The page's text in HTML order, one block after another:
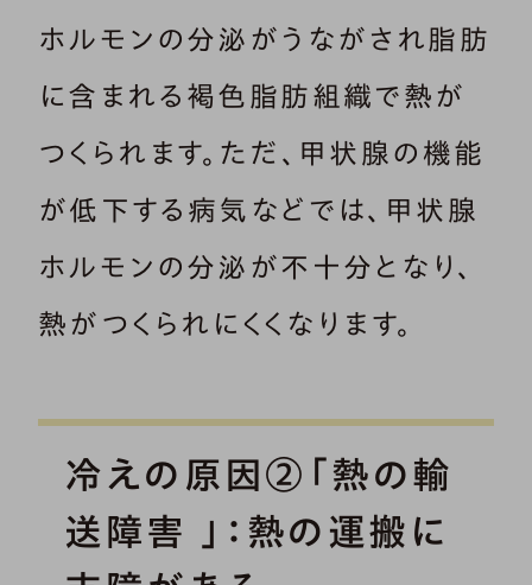
ホルモンの分泌がうながされ脂肪
に含まれる褐色脂肪組織で熱が
つくられます。ただ、甲状腺の機能
が低下する病気などでは、甲状腺
ホルモンの分泌が不十分となり、
熱がつくられにくくなります。
冷えの原因②「熱の輸
送障害 」：熱の運搬に